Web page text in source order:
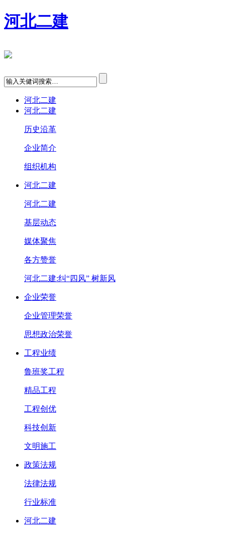
河北二建
河北二建
河北二建
历史沿革
企业简介
组织机构
河北二建
河北二建
基层动态
媒体聚焦
各方赞誉
河北二建:纠“四风” 树新风
企业荣誉
企业管理荣誉
思想政治荣誉
工程业绩
鲁班奖工程
精品工程
工程创优
科技创新
文明施工
政策法规
法律法规
行业标准
河北二建